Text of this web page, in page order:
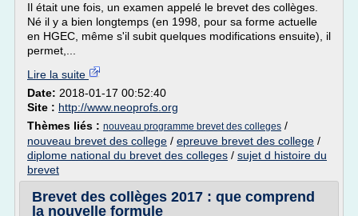
Il était une fois, un examen appelé le brevet des collèges.
Né il y a bien longtemps (en 1998, pour sa forme actuelle
en HGEC, même s'il subit quelques modifications ensuite), il
permet,...
Lire la suite
Date: 2018-01-17 00:52:40
Site : http://www.neoprofs.org
Thèmes liés : nouveau programme brevet des colleges /
nouveau brevet des college / epreuve brevet des college /
diplome national du brevet des colleges / sujet d histoire du
brevet
Brevet des collèges 2017 : que comprend
la nouvelle formule